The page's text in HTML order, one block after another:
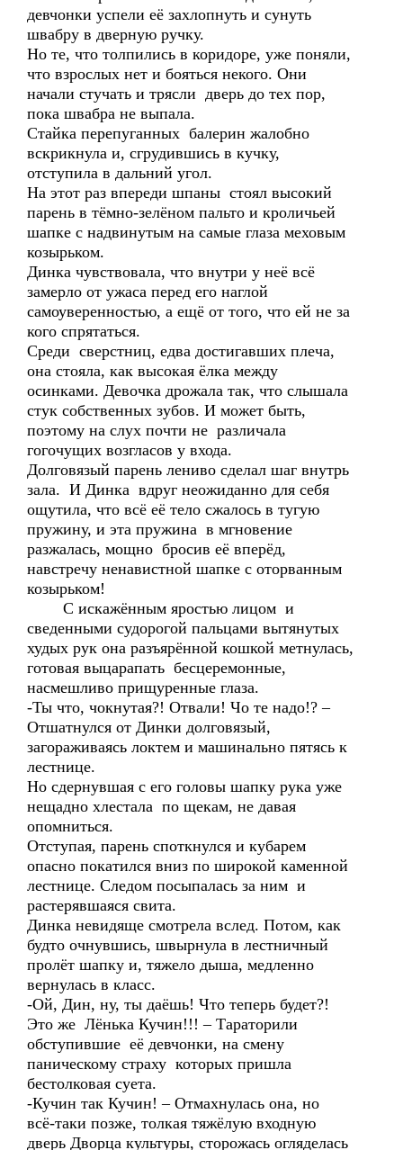
девчонки успели её захлопнуть и сунуть
швабру в дверную ручку.
Но те, что толпились в коридоре, уже поняли,
что взрослых нет и бояться некого. Они
начали стучать и трясли дверь до тех пор,
пока швабра не выпала.
Стайка перепуганных балерин жалобно
вскрикнула и, сгрудившись в кучку,
отступила в дальний угол.
На этот раз впереди шпаны стоял высокий
парень в тёмно-зелёном пальто и кроличьей
шапке с надвинутым на самые глаза меховым
козырьком.
Динка чувствовала, что внутри у неё всё
замерло от ужаса перед его наглой
самоуверенностью, а ещё от того, что ей не за
кого спрятаться.
Среди сверстниц, едва достигавших плеча,
она стояла, как высокая ёлка между
осинками. Девочка дрожала так, что слышала
стук собственных зубов. И может быть,
поэтому на слух почти не различала
гогочущих возгласов у входа.
Долговязый парень лениво сделал шаг внутрь
зала. И Динка вдруг неожиданно для себя
ощутила, что всё её тело сжалось в тугую
пружину, и эта пружина в мгновение
разжалась, мощно бросив её вперёд,
навстречу ненавистной шапке с оторванным
козырьком!
С искажённым яростью лицом и
сведенными судорогой пальцами вытянутых
худых рук она разъярённой кошкой метнулась,
готовая выцарапать бесцеремонные,
насмешливо прищуренные глаза.
-Ты что, чокнутая?! Отвали! Чо те надо!? –
Отшатнулся от Динки долговязый,
загораживаясь локтем и машинально пятясь к
лестнице.
Но сдернувшая с его головы шапку рука уже
нещадно хлестала по щекам, не давая
опомниться.
Отступая, парень споткнулся и кубарем
опасно покатился вниз по широкой каменной
лестнице. Следом посыпалась за ним и
растерявшаяся свита.
Динка невидяще смотрела вслед. Потом, как
будто очнувшись, швырнула в лестничный
пролёт шапку и, тяжело дыша, медленно
вернулась в класс.
-Ой, Дин, ну, ты даёшь! Что теперь будет?!
Это же Лёнька Кучин!!! – Тараторили
обступившие её девчонки, на смену
паническому страху которых пришла
бестолковая суета.
-Кучин так Кучин! – Отмахнулась она, но
всё-таки позже, толкая тяжёлую входную
дверь Дворца культуры, сторожась огляделась